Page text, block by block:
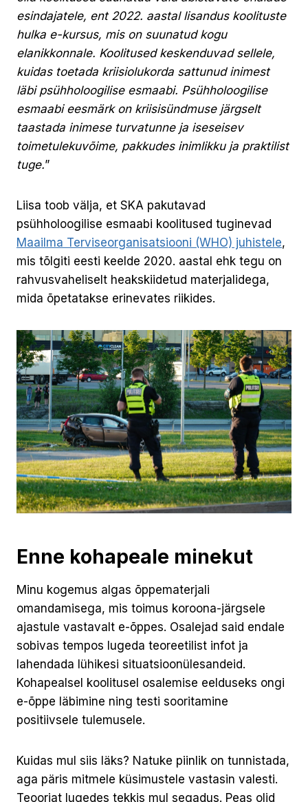
esindajatele, ent 2022. aastal lisandus koolituste
hulka e-kursus, mis on suunatud kogu
elanikkonnale. Koolitused keskenduvad sellele,
kuidas toetada kriisiolukorda sattunud inimest
läbi psühholoogilise esmaabi. Psühholoogilise
esmaabi eesmärk on kriisisündmuse järgselt
taastada inimese turvatunne ja iseseisev
toimetulekuvõime, pakkudes inimlikku ja praktilist
tuge.”
Liisa toob välja, et SKA pakutavad
psühholoogilise esmaabi koolitused tuginevad
Maailma Terviseorganisatsiooni (WHO) juhistele,
mis tõlgiti eesti keelde 2020. aastal ehk tegu on
rahvusvaheliselt heakskiidetud materjalidega,
mida õpetatakse erinevates riikides.
Enne kohapeale minekut
Minu kogemus algas õppematerjali
omandamisega, mis toimus koroona-järgsele
ajastule vastavalt e-õppes. Osalejad said endale
sobivas tempos lugeda teoreetilist infot ja
lahendada lühikesi situatsioonülesandeid.
Kohapealsel koolitusel osalemise eelduseks ongi
e-õppe läbimine ning testi sooritamine
positiivsele tulemusele.
Kuidas mul siis läks? Natuke piinlik on tunnistada,
aga päris mitmele küsimustele vastasin valesti.
Teooriat lugedes tekkis mul segadus. Peas olid